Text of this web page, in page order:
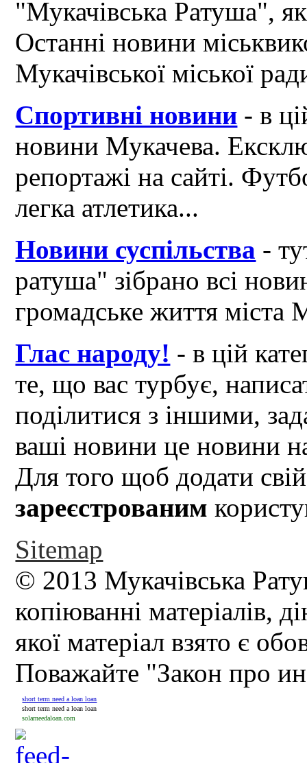
"Мукачівська Ратуша",
Останні новини
Мукачівської міської
Спортивні новини - в
новини Мукачева.
репортажі на сайті.
легка атлетика...
Новини суспільства -
ратуша" зібрано всі
громадське життя міста
Глас народу! - в цій
те, що вас турбує,
поділитися з іншими,
ваші новини це новини
Для того щоб додати
зареєстрованим
Sitemap
© 2013 Мукачівська
копіюванні матеріалів,
якої матеріал взято є
Поважайте "Закон про
short term need a loan loan
short term need a loan loan
solarneedaloan.com